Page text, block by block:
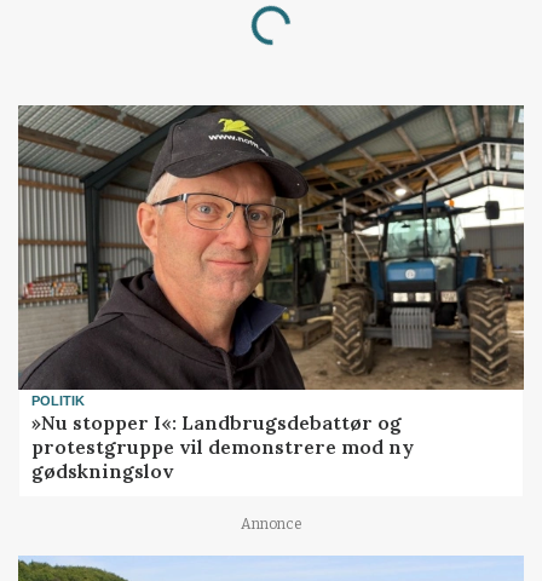
Loading...
POLITIK
»Nu stopper I«: Landbrugsdebattør og
protestgruppe vil demonstrere mod ny
gødskningslov
Annonce